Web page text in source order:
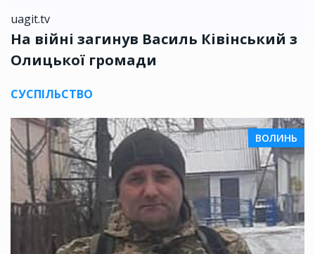
uagit.tv
На війні загинув Василь Ківінський з
Олицької громади
СУСПІЛЬСТВО
ВОЛИНЬ